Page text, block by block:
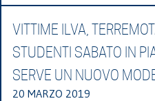
VITTIME ILVA,
STUDENTI SABATO IN
SERVE UN NUOVO
20 MARZO 2019